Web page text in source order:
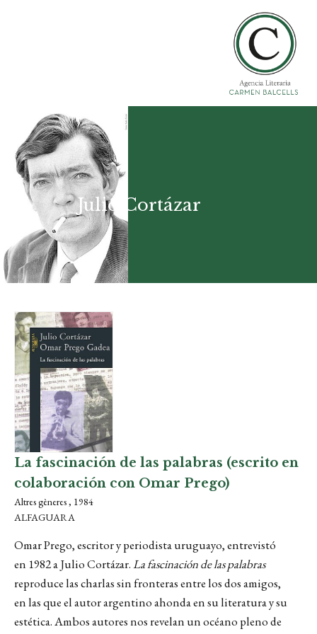
Julio Cortázar
La fascinación de las palabras (escrito en
colaboración con Omar Prego)
Altres gèneres , 1984
ALFAGUARA
Omar Prego, escritor y periodista uruguayo, entrevistó
en 1982 a Julio Cortázar.La fascinación de las palabras
reproduce las charlas sin fronteras entre los dos amigos,
en las que el autor argentino ahonda en su literatura y su
estética. Ambos autores nos revelan un océano pleno de